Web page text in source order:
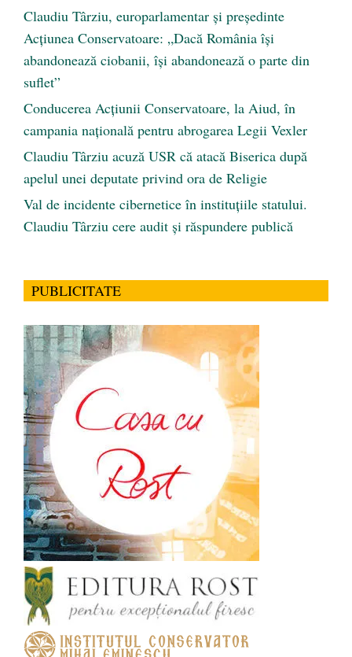
Claudiu Târziu, europarlamentar și președinte
Acțiunea Conservatoare: „Dacă România își
abandonează ciobanii, își abandonează o parte din
suflet”
Conducerea Acțiunii Conservatoare, la Aiud, în
campania națională pentru abrogarea Legii Vexler
Claudiu Târziu acuză USR că atacă Biserica după
apelul unei deputate privind ora de Religie
Val de incidente cibernetice în instituțiile statului.
Claudiu Târziu cere audit și răspundere publică
PUBLICITATE